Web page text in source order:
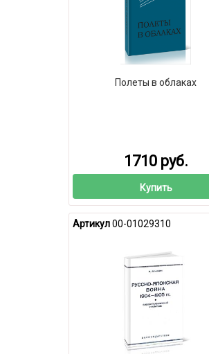
Полеты в облаках
1710 руб.
Купить
Артикул00-01029310